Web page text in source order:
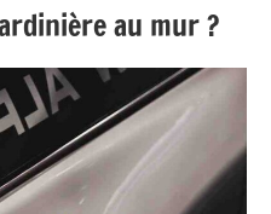
au mur ?